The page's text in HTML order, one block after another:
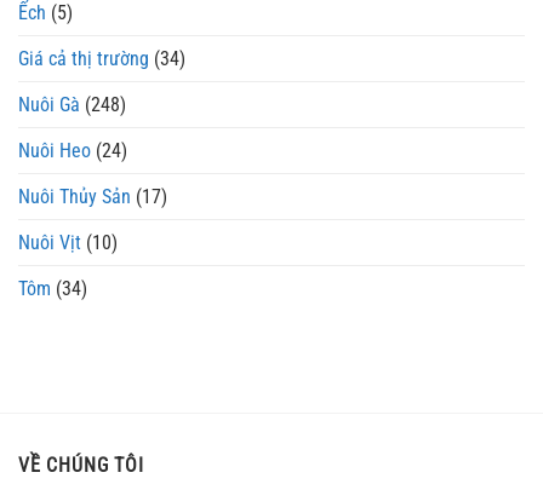
Ếch (5)
Giá cả thị trường (34)
Nuôi Gà (248)
Nuôi Heo (24)
Nuôi Thủy Sản (17)
Nuôi Vịt (10)
Tôm (34)
VỀ CHÚNG TÔI